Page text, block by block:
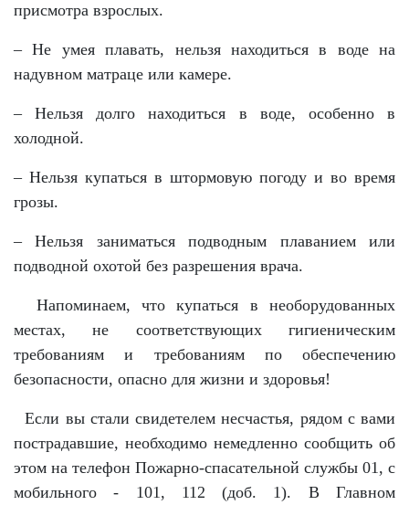
присмотра взрослых.
– Не умея плавать, нельзя находиться в воде на
надувном матраце или камере.
– Нельзя долго находиться в воде, особенно в
холодной.
– Нельзя купаться в штормовую погоду и во время
грозы.
– Нельзя заниматься подводным плаванием или
подводной охотой без разрешения врача.
Напоминаем, что купаться в необорудованных
местах, не соответствующих гигиеническим
требованиям и требованиям по обеспечению
безопасности, опасно для жизни и здоровья!
Если вы стали свидетелем несчастья, рядом с вами
пострадавшие, необходимо немедленно сообщить об
этом на телефон Пожарно-спасательной службы 01, с
мобильного - 101, 112 (доб. 1). В Главном